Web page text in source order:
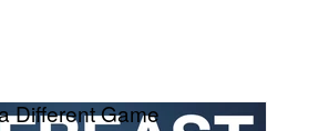
Different Game